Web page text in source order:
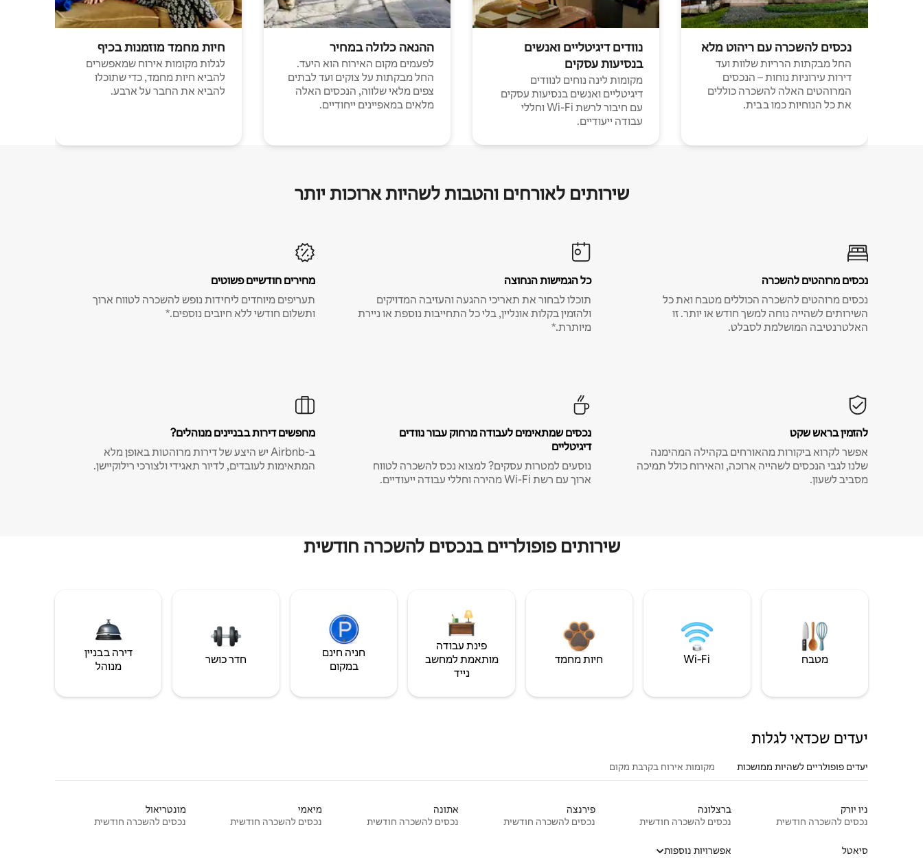
נכסים להשכרה עם ריהוט מלא
החל מבקתות הרריות שלוות ועד
דירות עירוניות נוחות – הנכסים
המרוהטים האלה להשכרה כוללים
את כל הנוחיות כמו בבית.
נוודים דיגיטליים ואנשים
בנסיעות עסקים
מקומות לינה נוחים לנוודים
דיגיטליים ואנשים בנסיעות עסקים
עם חיבור לרשת Wi-Fi וחללי
עבודה ייעודיים.
ההנאה כלולה במחיר
לפעמים מקום האירוח הוא היעד.
החל מבקתות על צוקים ועד לבתים
צפים מלאי שלווה, הנכסים האלה
מלאים במאפיינים ייחודיים.
חיות מחמד מוזמנות בכיף
לגלות מקומות אירוח שמאפשרים
להביא חיות מחמד, כדי שתוכלו
להביא את החבר על ארבע.
שירותים לאורחים והטבות לשהיות ארוכות יותר
נכסים מרוהטים להשכרה
נכסים מרוהטים להשכרה הכוללים מטבח ואת כל
השירותים לשהייה נוחה למשך חודש או יותר. זו
האלטרנטיבה המושלמת לסבלט.
כל הגמישות הנחוצה
תוכלו לבחור את תאריכי ההגעה והעזיבה המדויקים
ולהזמין בקלות אונליין, בלי כל התחייבות נוספת או ניירת
מיותרת.*
מחירים חודשיים פשוטים
תעריפים מיוחדים ליחידות נופש להשכרה לטווח ארוך
ותשלום חודשי ללא חיובים נוספים.*
להזמין בראש שקט
אפשר לקרוא ביקורות מהאורחים בקהילה המהימנה
שלנו לגבי הנכסים לשהייה ארוכה, והאירוח כולל תמיכה
מסביב לשעון.
נכסים שמתאימים לעבודה מרחוק עבור נוודים
דיגיטליים
נוסעים למטרות עסקים? למצוא נכס להשכרה לטווח
ארוך עם רשת Wi-Fi מהירה וחללי עבודה ייעודיים.
מחפשים דירות בבניינים מנוהלים?
ב-Airbnb יש היצע של דירות מרוהטות באופן מלא
המתאימות לעובדים, לדיור תאגידי ולצורכי רילוקיישן.
שירותים פופולריים בנכסים להשכרה חודשית
מטבח Wi‑Fi חיות מחמד
פינת עבודה
מותאמת למחשב
נייד
חניה חינם
במקום
חדר כושר
דירה בבניין
מנוהל
יעדים שכדאי לגלות
יעדים פופולריים לשהיות ממושכות מקומות אירוח בקרבת מקום
ניו יורק
נכסים להשכרה חודשית
ברצלונה
נכסים להשכרה חודשית
פירנצה
נכסים להשכרה חודשית
אתונה
נכסים להשכרה חודשית
מיאמי
נכסים להשכרה חודשית
מונטריאול
נכסים להשכרה חודשית
סיאטל
אפשרויות נוספות